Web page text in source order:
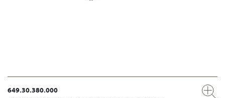
649.30.380.000